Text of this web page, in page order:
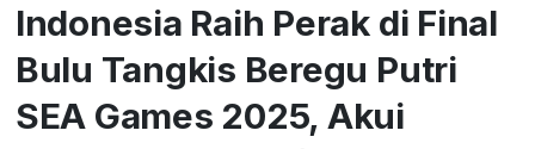
Indonesia Raih Perak di Final
Bulu Tangkis Beregu Putri
SEA Games 2025, Akui